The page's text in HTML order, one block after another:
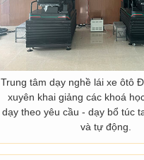
Trung tâm dạy nghề lái xe ôtô
xuyên khai giảng các khoá
dạy theo yêu cầu - dạy bổ túc
và tự động.